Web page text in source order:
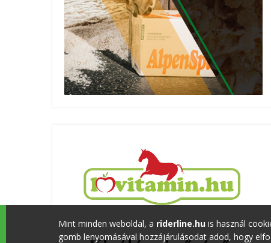
Mint minden weboldal, a riderline.hu is használ
gomb lenyomásával hozzájárulásodat adod, hogy